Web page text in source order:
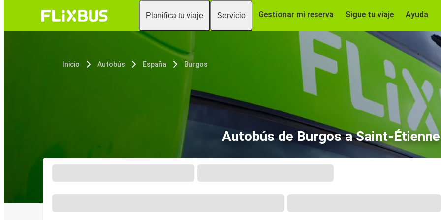
Planifica tu viaje Servicio Gestionar mi reserva Sigue tu viaje Ayuda
Inicio Autobús España Burgos
Autobús de Burgos a Saint-Étienne